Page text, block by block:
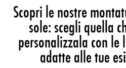
Scopri le nostre
sole: scegli quella
personalizzala con
adatte alle tue